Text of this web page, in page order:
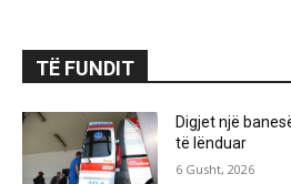
TË FUNDIT
Digjet një
të lënduar
6 Gusht, 2026